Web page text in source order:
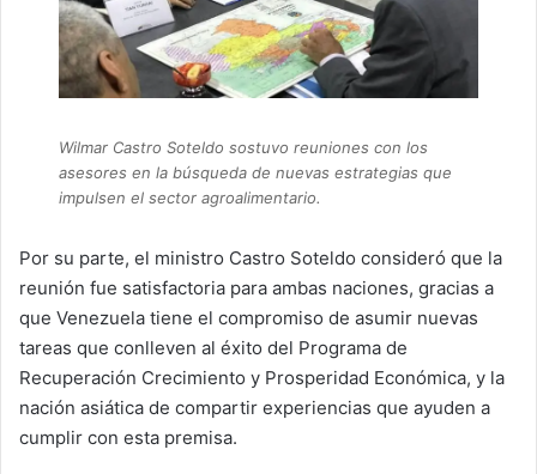
Wilmar Castro Soteldo sostuvo reuniones con los
asesores en la búsqueda de nuevas estrategias que
impulsen el sector agroalimentario.
Por su parte, el ministro Castro Soteldo consideró que la
reunión fue satisfactoria para ambas naciones, gracias a
que Venezuela tiene el compromiso de asumir nuevas
tareas que conlleven al éxito del Programa de
Recuperación Crecimiento y Prosperidad Económica, y la
nación asiática de compartir experiencias que ayuden a
cumplir con esta premisa.